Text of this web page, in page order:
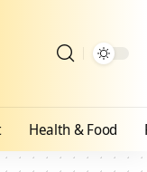
Health & Food